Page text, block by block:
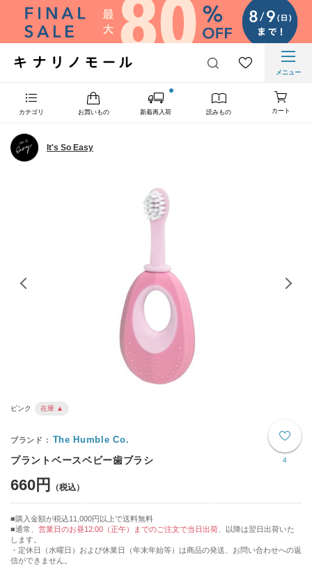
メニュー
カテゴリ お買いもの 新着再入荷 読みもの カート
It's So Easy
ピンク 在庫 ▲
4
The Humble Co.
プラントベースベビー歯ブラシ
660円
購入金額が税込11,000円以上で送料無料
通常、 営業日のお昼12:00（正午）までのご注文で当日出荷 、以降は翌日出荷いた
します。
・定休日（水曜日）および休業日（年末年始等）は商品の発送、お問い合わせへの返
信ができません。